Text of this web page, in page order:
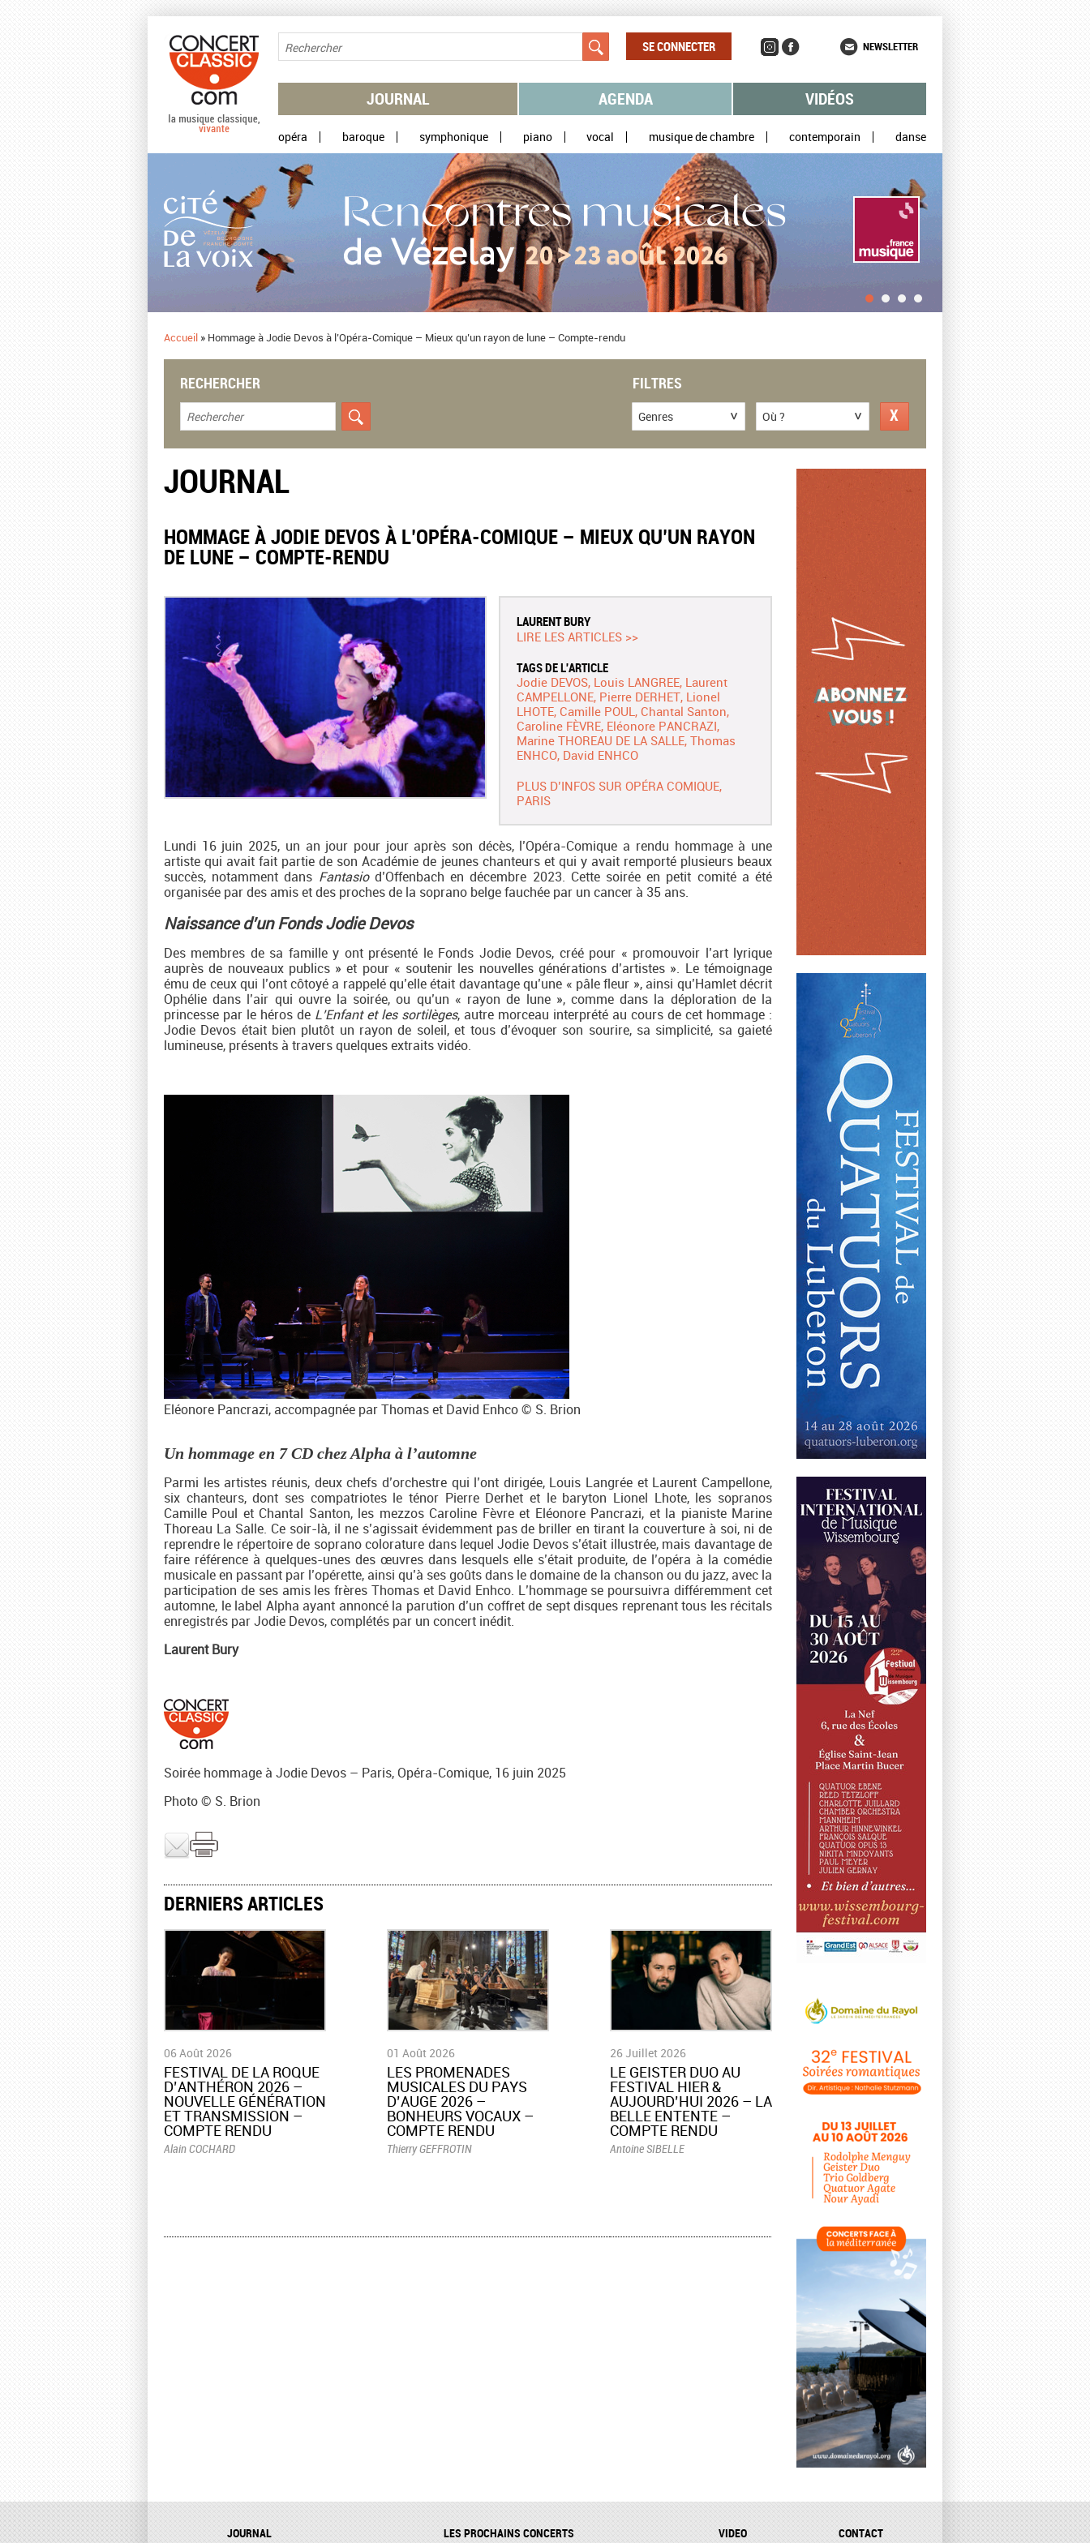
SE CONNECTER NEWSLETTER
JOURNAL AGENDA VIDÉOS
opéra baroque symphonique piano vocal musique de chambre contemporain danse
Accueil » ​Hommage à Jodie Devos à l’Opéra-Comique – Mieux qu’un rayon de lune – Compte-rendu
RECHERCHER FILTRES
Genres Où ?
JOURNAL
​HOMMAGE À JODIE DEVOS À L’OPÉRA-COMIQUE – MIEUX QU’UN RAYON
DE LUNE – COMPTE-RENDU
LAURENT BURY
LIRE LES ARTICLES >>
TAGS DE L'ARTICLE
Jodie DEVOS Louis LANGREE Laurent
CAMPELLONE Pierre DERHET Lionel
LHOTE Camille POUL Chantal Santon
Caroline FÈVRE Eléonore PANCRAZI
Marine THOREAU DE LA SALLE Thomas
ENHCO David ENHCO
PLUS D’INFOS SUR OPÉRA COMIQUE,
PARIS
Lundi 16 juin 2025, un an jour pour jour après son décès, l’Opéra-Comique a rendu hommage à une
artiste qui avait fait partie de son Académie de jeunes chanteurs et qui y avait remporté plusieurs beaux
succès, notamment dans Fantasiod’Offenbach en décembre 2023. Cette soirée en petit comité a été
organisée par des amis et des proches de la soprano belge fauchée par un cancer à 35 ans.
Naissance d’un Fonds Jodie Devos
Des membres de sa famille y ont présenté le Fonds Jodie Devos, créé pour « promouvoir l’art lyrique
auprès de nouveaux publics » et pour « soutenir les nouvelles générations d’artistes ». Le témoignage
ému de ceux qui l’ont côtoyé a rappelé qu’elle était davantage qu’une « pâle fleur », ainsi qu’Hamlet décrit
Ophélie dans l’air qui ouvre la soirée, ou qu’un « rayon de lune », comme dans la déploration de la
princesse par le héros de L’Enfant et les sortilèges, autre morceau interprété au cours de cet hommage :
Jodie Devos était bien plutôt un rayon de soleil, et tous d’évoquer son sourire, sa simplicité, sa gaieté
lumineuse, présents à travers quelques extraits vidéo.
Eléonore Pancrazi, accompagnée par Thomas et David Enhco © S. Brion
Un hommage en 7 CD chez Alpha à l’automne
Parmi les artistes réunis, deux chefs d’orchestre qui l’ont dirigée, Louis Langrée et Laurent Campellone,
six chanteurs, dont ses compatriotes le ténor Pierre Derhet et le baryton Lionel Lhote, les sopranos
Camille Poul et Chantal Santon, les mezzos Caroline Fèvre et Eléonore Pancrazi, et la pianiste Marine
Thoreau La Salle. Ce soir-là, il ne s’agissait évidemment pas de briller en tirant la couverture à soi, ni de
reprendre le répertoire de soprano colorature dans lequel Jodie Devos s’était illustrée, mais davantage de
faire référence à quelques-unes des œuvres dans lesquels elle s’était produite, de l’opéra à la comédie
musicale en passant par l’opérette, ainsi qu’à ses goûts dans le domaine de la chanson ou du jazz, avec la
participation de ses amis les frères Thomas et David Enhco. L’hommage se poursuivra différemment cet
automne, le label Alpha ayant annoncé la parution d’un coffret de sept disques reprenant tous les récitals
enregistrés par Jodie Devos, complétés par un concert inédit.
Laurent Bury
Soirée hommage à Jodie Devos – Paris, Opéra-Comique, 16 juin 2025
Photo © S. Brion
DERNIERS ARTICLES
06 Août 2026
​FESTIVAL DE LA ROQUE
D’ANTHÉRON 2026 –
NOUVELLE GÉNÉRATION
ET TRANSMISSION –
COMPTE RENDU
Alain COCHARD
01 Août 2026
LES PROMENADES
MUSICALES DU PAYS
D’AUGE 2026 –
BONHEURS VOCAUX –
COMPTE RENDU
Thierry GEFFROTIN
26 Juillet 2026
LE GEISTER DUO AU
FESTIVAL HIER &
AUJOURD’HUI 2026 – LA
BELLE ENTENTE –
COMPTE RENDU
Antoine SIBELLE
JOURNAL LES PROCHAINS CONCERTS VIDEO CONTACT